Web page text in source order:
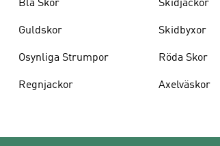
Blå Skor
Guldskor
Osynliga Strumpor
Regnjackor
Skidjackor
Skidbyxor
Röda Skor
Axelväskor